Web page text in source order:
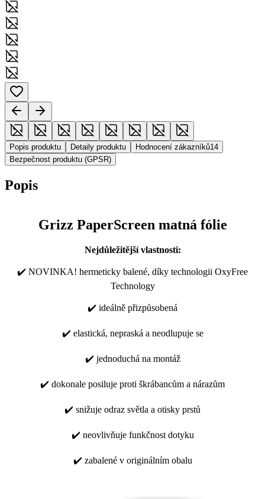
Popis produktu Detaily produktu Hodnocení zákazníků14
Bezpečnost produktu (GPSR)
Popis
Grizz PaperScreen matná fólie
Nejdůležitější vlastnosti:
✔️ NOVINKA! hermeticky balené, díky technologii OxyFree
Technology
✔️ ideálně přizpůsobená
✔️ elastická, nepraská a neodlupuje se
✔️ jednoduchá na montáž
✔️ dokonale posiluje proti škrábancům a nárazům
✔️ snižuje odraz světla a otisky prstů
✔️ neovlivňuje funkčnost dotyku
✔️ zabalené v originálním obalu